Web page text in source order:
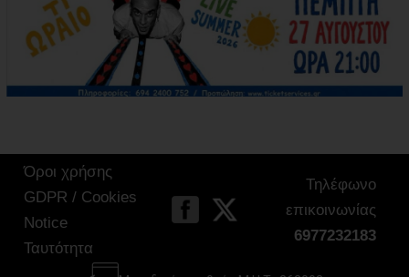
Όροι χρήσης
GDPR / Cookies
Notice
Ταυτότητα
Τηλέφωνο
επικοινωνίας
6977232183